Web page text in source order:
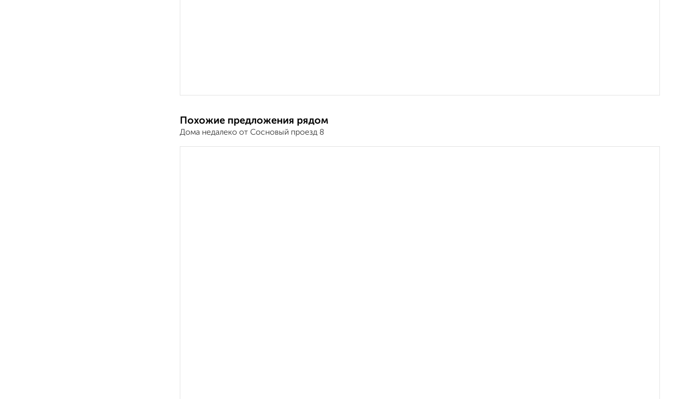
Похожие предложения рядом
Дома недалеко от Сосновый проезд 8